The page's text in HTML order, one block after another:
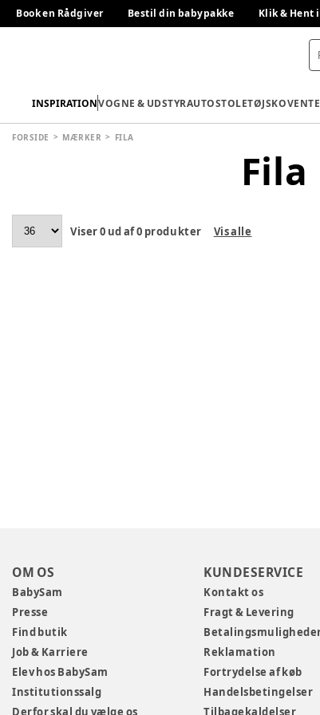
Book en Rådgiver Bestil din babypakke Klik & Hent
INSPIRATIONVOGNE & UDSTYRAUTOSTOLETØJSKO
FORSIDE MÆRKER FILA
Fila
Viser0 ud af0 produkter Vis alle
OM OS
BabySam
Presse
Find butik
Job & Karriere
Elev hos BabySam
Institutionssalg
Derfor skal du vælge os
KUNDESERVICE
Kontakt os
Fragt & Levering
Reklamation
Fortrydelse af køb
Handelsbetingelser
Tilbagekaldelser